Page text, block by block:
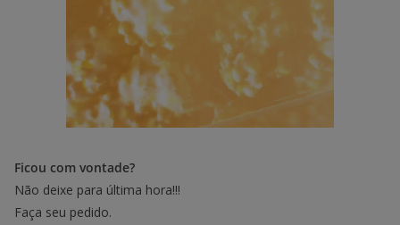
Ficou com vontade?
Não deixe para última hora!!!
Faça seu pedido.